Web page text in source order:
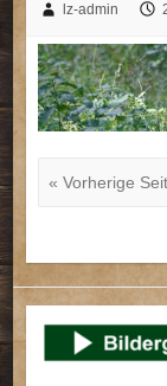
lz-admin
« Vorherige